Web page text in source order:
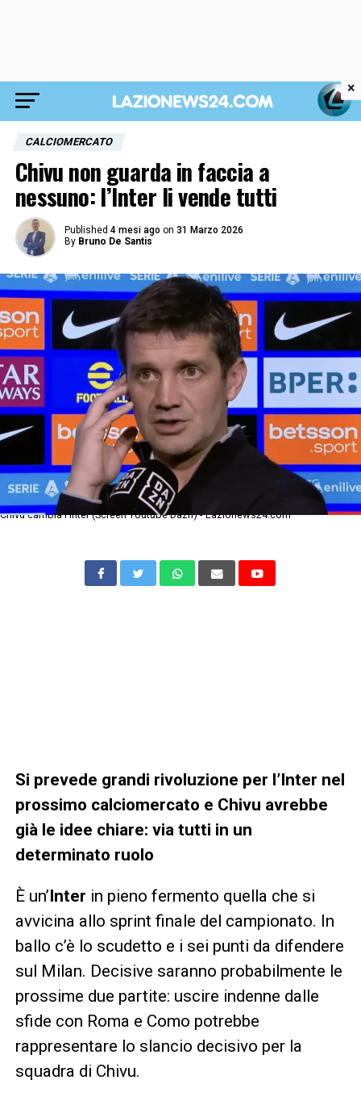
CALCIOMERCATO
Chivu non guarda in faccia a
nessuno: l’Inter li vende tutti
Published 4 mesi ago on 31 Marzo 2026
By Bruno De Santis
Chivu cambia l'Inter (Screen Youtube Dazn) - Lazionews24.com
Si prevede grandi rivoluzione per l’Inter nel
prossimo calciomercato e Chivu avrebbe
già le idee chiare: via tutti in un
determinato ruolo
È un’Inter in pieno fermento quella che si
avvicina allo sprint finale del campionato. In
ballo c’è lo scudetto e i sei punti da difendere
sul Milan. Decisive saranno probabilmente le
prossime due partite: uscire indenne dalle
sfide con Roma e Como potrebbe
rappresentare lo slancio decisivo per la
squadra di Chivu.
×